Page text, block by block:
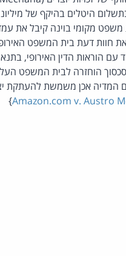
היטלים בהיקף של
בין השנים 2002 ל-2004. לאחר שבית משפט מקומי
חוות דעת בית המשפט
עם הוראות הדין האירופי,
הוחזרה לבית המשפט
אכן משמשת להעתקת
Amazon.com v. Austro
}